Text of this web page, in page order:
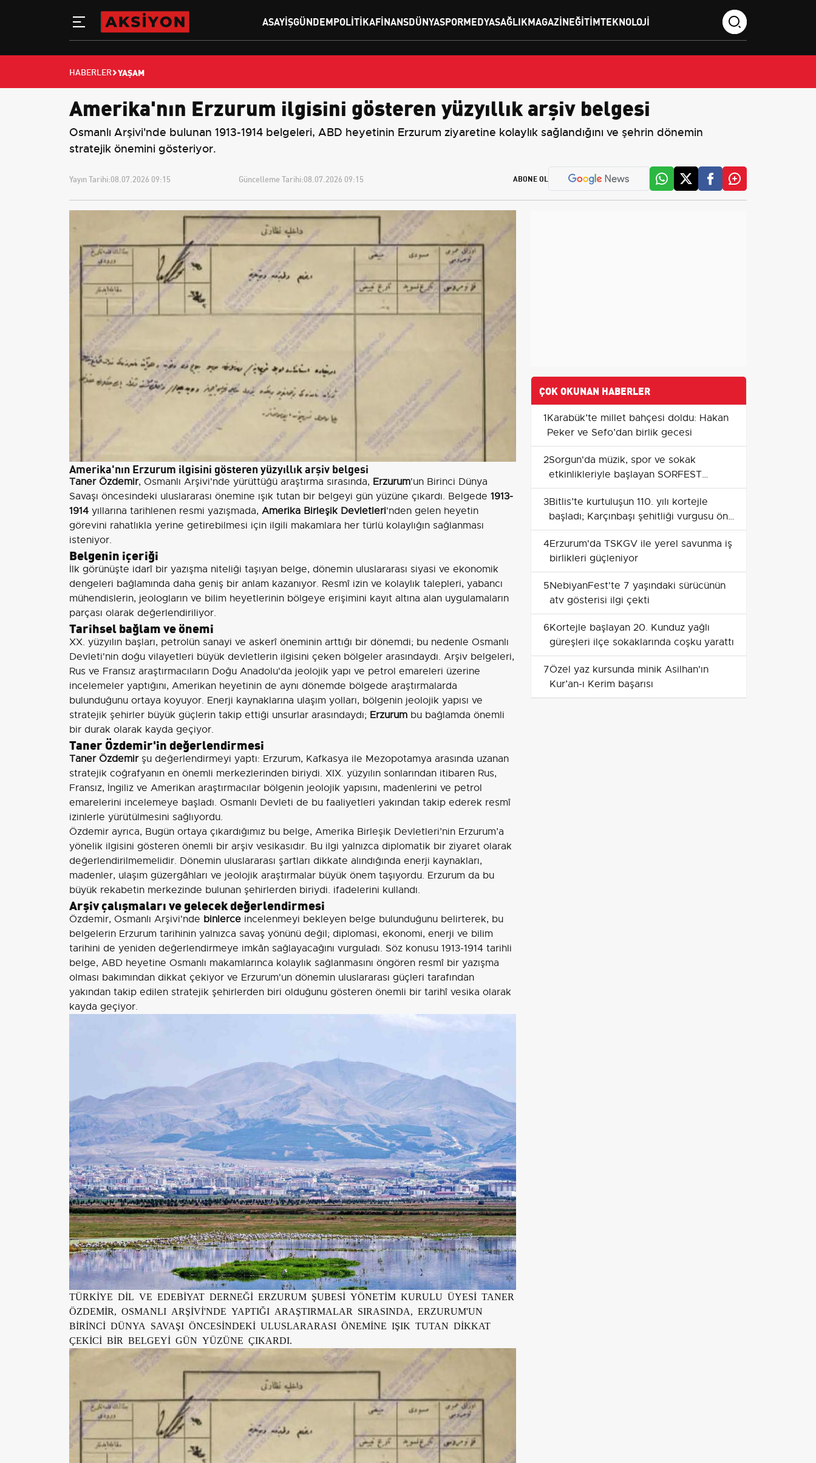
ASAYIŞGÜNDEMPOLITIKAFINANSDÜNYASPORMEDYASAĞLIKMAGAZINEĞITIMTEKNOLOJI
HABERLER YAŞAM
Amerika'nın Erzurum ilgisini gösteren yüzyıllık arşiv belgesi
Osmanlı Arşivi'nde bulunan 1913-1914 belgeleri, ABD heyetinin Erzurum ziyaretine kolaylık sağlandığını ve şehrin dönemin
stratejik önemini gösteriyor.
Yayın Tarihi:08.07.2026 09:15 Güncelleme Tarihi:08.07.2026 09:15 ABONE OL
Amerika'nın Erzurum ilgisini gösteren yüzyıllık arşiv belgesi
Taner Özdemir, Osmanlı Arşivi'nde yürüttüğü araştırma sırasında, Erzurum'un Birinci Dünya
Savaşı öncesindeki uluslararası önemine ışık tutan bir belgeyi gün yüzüne çıkardı. Belgede 1913-
1914 yıllarına tarihlenen resmi yazışmada, Amerika Birleşik Devletleri'nden gelen heyetin
görevini rahatlıkla yerine getirebilmesi için ilgili makamlara her türlü kolaylığın sağlanması
isteniyor.
Belgenin içeriği
İlk görünüşte idarî bir yazışma niteliği taşıyan belge, dönemin uluslararası siyasi ve ekonomik
dengeleri bağlamında daha geniş bir anlam kazanıyor. Resmî izin ve kolaylık talepleri, yabancı
mühendislerin, jeologların ve bilim heyetlerinin bölgeye erişimini kayıt altına alan uygulamaların
parçası olarak değerlendiriliyor.
Tarihsel bağlam ve önemi
XX. yüzyılın başları, petrolün sanayi ve askerî öneminin arttığı bir dönemdi; bu nedenle Osmanlı
Devleti'nin doğu vilayetleri büyük devletlerin ilgisini çeken bölgeler arasındaydı. Arşiv belgeleri,
Rus ve Fransız araştırmacıların Doğu Anadolu'da jeolojik yapı ve petrol emareleri üzerine
incelemeler yaptığını, Amerikan heyetinin de aynı dönemde bölgede araştırmalarda
bulunduğunu ortaya koyuyor. Enerji kaynaklarına ulaşım yolları, bölgenin jeolojik yapısı ve
stratejik şehirler büyük güçlerin takip ettiği unsurlar arasındaydı; Erzurum bu bağlamda önemli
bir durak olarak kayda geçiyor.
Taner Özdemir'in değerlendirmesi
Taner Özdemirşu değerlendirmeyi yaptı: Erzurum, Kafkasya ile Mezopotamya arasında uzanan
stratejik coğrafyanın en önemli merkezlerinden biriydi. XIX. yüzyılın sonlarından itibaren Rus,
Fransız, İngiliz ve Amerikan araştırmacılar bölgenin jeolojik yapısını, madenlerini ve petrol
emarelerini incelemeye başladı. Osmanlı Devleti de bu faaliyetleri yakından takip ederek resmî
izinlerle yürütülmesini sağlıyordu.
Özdemir ayrıca, Bugün ortaya çıkardığımız bu belge, Amerika Birleşik Devletleri’nin Erzurum’a
yönelik ilgisini gösteren önemli bir arşiv vesikasıdır. Bu ilgi yalnızca diplomatik bir ziyaret olarak
değerlendirilmemelidir. Dönemin uluslararası şartları dikkate alındığında enerji kaynakları,
madenler, ulaşım güzergâhları ve jeolojik araştırmalar büyük önem taşıyordu. Erzurum da bu
büyük rekabetin merkezinde bulunan şehirlerden biriydi. ifadelerini kullandı.
Arşiv çalışmaları ve gelecek değerlendirmesi
Özdemir, Osmanlı Arşivi'nde binlerce incelenmeyi bekleyen belge bulunduğunu belirterek, bu
belgelerin Erzurum tarihinin yalnızca savaş yönünü değil; diplomasi, ekonomi, enerji ve bilim
tarihini de yeniden değerlendirmeye imkân sağlayacağını vurguladı. Söz konusu 1913-1914 tarihli
belge, ABD heyetine Osmanlı makamlarınca kolaylık sağlanmasını öngören resmî bir yazışma
olması bakımından dikkat çekiyor ve Erzurum'un dönemin uluslararası güçleri tarafından
yakından takip edilen stratejik şehirlerden biri olduğunu gösteren önemli bir tarihî vesika olarak
kayda geçiyor.
TÜRKİYE DİL VE EDEBİYAT DERNEĞİ ERZURUM ŞUBESİ YÖNETİM KURULU ÜYESİ TANER
ÖZDEMİR, OSMANLI ARŞİVİ'NDE YAPTIĞI ARAŞTIRMALAR SIRASINDA, ERZURUM'UN
BİRİNCİ DÜNYA SAVAŞI ÖNCESİNDEKİ ULUSLARARASI ÖNEMİNE IŞIK TUTAN DİKKAT
ÇEKİCİ BİR BELGEYİ GÜN YÜZÜNE ÇIKARDI.
ÇOK OKUNAN HABERLER
1Karabük’te millet bahçesi doldu: Hakan
Peker ve Sefo’dan birlik gecesi
2Sorgun'da müzik, spor ve sokak
etkinlikleriyle başlayan SORFEST
coşkuya dönüştü
3Bitlis’te kurtuluşun 110. yılı kortejle
başladı; Karçınbaşı şehitliği vurgusu öne
çıktı
4Erzurum'da TSKGV ile yerel savunma iş
birlikleri güçleniyor
5NebiyanFest'te 7 yaşındaki sürücünün
atv gösterisi ilgi çekti
6Kortejle başlayan 20. Kunduz yağlı
güreşleri ilçe sokaklarında coşku yarattı
7Özel yaz kursunda minik Asilhan'ın
Kur’an-ı Kerim başarısı